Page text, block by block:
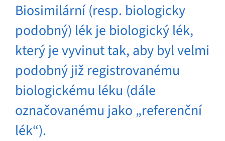
Biosimilární (resp. biologicky
podobný) lék je biologický lék,
který je vyvinut tak, aby byl velmi
podobný již registrovanému
biologickému léku (dále
označovanému jako „referenční
lék“).